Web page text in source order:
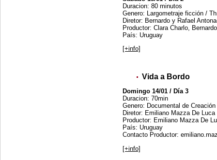
Duracion: 80 minutos
Genero: Largometraje ficción /
Diretor: Bernardo y Rafael
Productor: Clara Charlo,
País: Uruguay
[+info]
Vida a Bordo
Domingo 14/01 / Día 3
Duracion: 70min
Genero: Documental de Creación
Diretor: Emiliano Mazza De Luca
Productor: Emiliano Mazza De
País: Uruguay
Contacto Productor:
[+info]